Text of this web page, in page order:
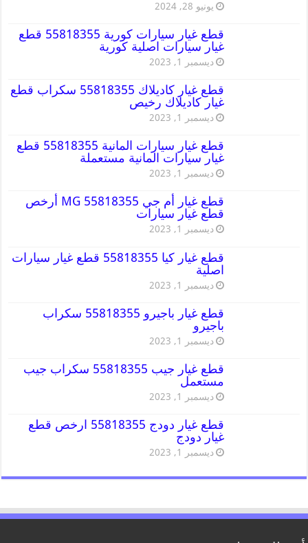
يونيو 28, 2024
قطع غيار سيارات كورية 55818355 قطع
غيار سيارات اصلية كورية
ديسمبر 1, 2023
قطع غيار كاديلاك 55818355 سكراب قطع
غيار كاديلاك رخيص
ديسمبر 1, 2023
قطع غيار سيارات المانية 55818355 قطع
غيار سيارات المانية مستعملة
ديسمبر 1, 2023
قطع غيار أم جي MG 55818355 أرخص
قطع غيار سيارات
ديسمبر 1, 2023
قطع غيار كيا 55818355 قطع غيار سيارات
اصلية
ديسمبر 1, 2023
قطع غيار باجيرو 55818355 سكراب
باجيرو
ديسمبر 1, 2023
قطع غيار جيب 55818355 سكراب جيب
مستعمل
ديسمبر 1, 2023
قطع غيار دودج 55818355 ارخص قطع
غيار دودج
ديسمبر 1, 2023